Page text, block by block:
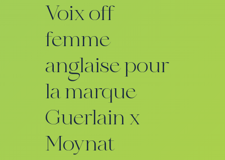
Voix off
femme
anglaise pour
la marque
Guerlain x
Moynat